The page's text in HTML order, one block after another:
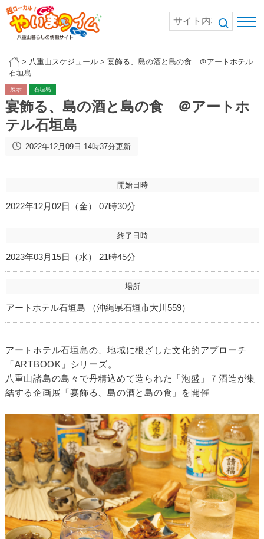
> 八重山スケジュール> 宴飾る、島の酒と島の食 ＠アートホテル
石垣島
展示 石垣島
宴飾る、島の酒と島の食 ＠アートホ
テル石垣島
2022年12月09日 14時37分更新
開始日時
2022年12月02日（金） 07時30分
終了日時
2023年03月15日（水） 21時45分
場所
アートホテル石垣島 （沖縄県石垣市大川559）
アートホテル石垣島の、地域に根ざした文化的アプローチ
「ARTBOOK」シリーズ。
八重山諸島の島々で丹精込めて造られた「泡盛」７酒造が集
結する企画展「宴飾る、島の酒と島の食」を開催